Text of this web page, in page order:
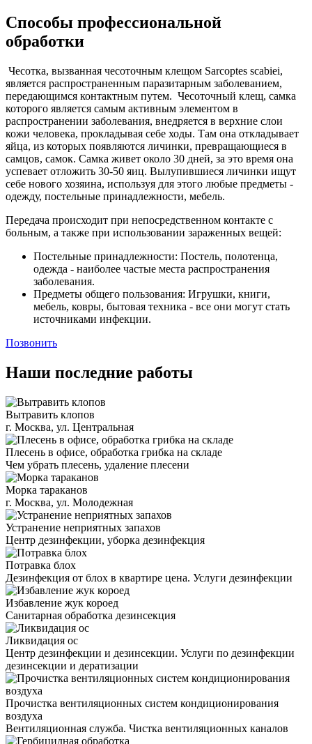
Способы профессиональной
обработки
Чесотка, вызванная чесоточным клещом Sarcoptes scabiei,
является распространенным паразитарным заболеванием,
передающимся контактным путем. Чесоточный клещ, самка
которого является самым активным элементом в
распространении заболевания, внедряется в верхние слои
кожи человека, прокладывая себе ходы. Там она откладывает
яйца, из которых появляются личинки, превращающиеся в
самцов, самок. Самка живет около 30 дней, за это время она
успевает отложить 30-50 яиц. Вылупившиеся личинки ищут
себе нового хозяина, используя для этого любые предметы -
одежду, постельные принадлежности, мебель.
Передача происходит при непосредственном контакте с
больным, а также при использовании зараженных вещей:
Постельные принадлежности: Постель, полотенца,
одежда - наиболее частые места распространения
заболевания.
Предметы общего пользования: Игрушки, книги,
мебель, ковры, бытовая техника - все они могут стать
источниками инфекции.
Позвонить
Наши последние работы
Вытравить клопов
г. Москва, ул. Центральная
Плесень в офисе, обработка грибка на складе
Чем убрать плесень, удаление плесени
Морка тараканов
г. Москва, ул. Молодежная
Устранение неприятных запахов
Центр дезинфекции, уборка дезинфекция
Потравка блох
Дезинфекция от блох в квартире цена. Услуги дезинфекции
Избавление жук короед
Санитарная обработка дезинсекция
Ликвидация ос
Центр дезинфекции и дезинсекции. Услуги по дезинфекции
дезинсекции и дератизации
Прочистка вентиляционных систем кондиционирования
воздуха
Вентиляционная служба. Чистка вентиляционных каналов